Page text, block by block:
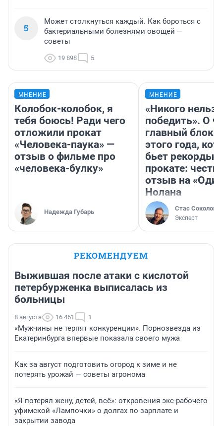
5
Может столкнуться каждый. Как бороться с
бактериальными болезнями овощей —
советы
19 898 5
МНЕНИЕ
Колобок-колобок, я
тебя боюсь! Ради чего
отложили прокат
«Человека-паука» —
отзыв о фильме про
«человека-булку»
Надежда Губарь
МНЕНИЕ
«Никого нельзя
победить». О
главный
этого года,
бьет рекорды в
прокате:
отзыв на
Нолана
Стас Соколов
Эксперт
РЕКОМЕНДУЕМ
Выжившая после атаки с кислотой
петербурженка выписалась из
больницы
8 августа 16 461 1
«Мужчины не терпят конкуренции». Порнозвезда из
Екатеринбурга впервые показала своего мужа
Как за август подготовить огород к зиме и не
потерять урожай — советы агронома
«Я потерял жену, детей, всё»: откровения экс-рабочего
уфимской «Лампочки» о долгах по зарплате и
закрытии завода